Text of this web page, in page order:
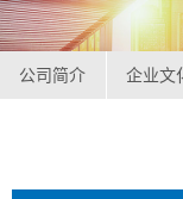
公司简介 企业文